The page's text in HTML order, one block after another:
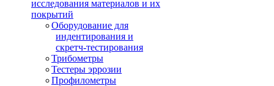
исследования материалов и их
покрытий
Оборудование для
индентирования и
скретч-тестирования
Трибометры
Тестеры эррозии
Профилометры